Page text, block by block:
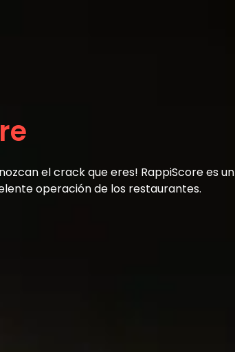
el crack que eres! RappiScore es un
operación de los restaurantes.